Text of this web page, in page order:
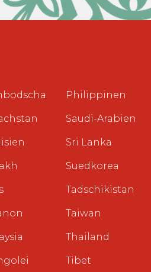
Philippinen
Saudi-Arabien
Sri Lanka
Suedkorea
Tadschikistan
Taiwan
Thailand
Tibet